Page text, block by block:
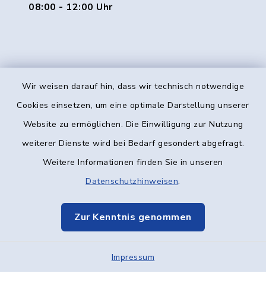
Wir weisen darauf hin, dass wir technisch notwendige
Cookies einsetzen, um eine optimale Darstellung unserer
Website zu ermöglichen. Die Einwilligung zur Nutzung
weiterer Dienste wird bei Bedarf gesondert abgefragt.
Weitere Informationen finden Sie in unseren
Datenschutzhinweisen.
Zur Kenntnis genommen
Impressum
08:00 - 12:00 Uhr
Kontakt
Datenschutz
Elektronische Kommunikation
Sitemap